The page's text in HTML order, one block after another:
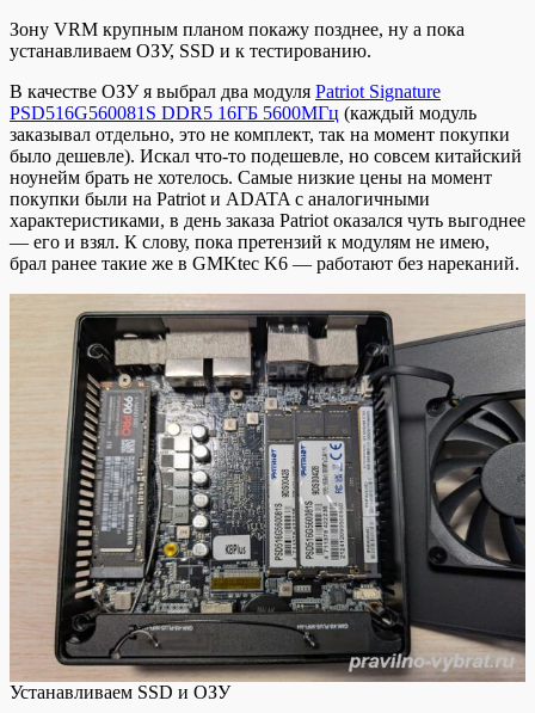
Зону VRM крупным планом покажу позднее, ну а пока
устанавливаем ОЗУ, SSD и к тестированию.
В качестве ОЗУ я выбрал два модуля Patriot Signature
PSD516G560081S DDR5 16ГБ 5600МГц (каждый модуль
заказывал отдельно, это не комплект, так на момент покупки
было дешевле). Искал что-то подешевле, но совсем китайский
ноунейм брать не хотелось. Самые низкие цены на момент
покупки были на Patriot и ADATA с аналогичными
характеристиками, в день заказа Patriot оказался чуть выгоднее
— его и взял. К слову, пока претензий к модулям не имею,
брал ранее такие же в GMKtec K6 — работают без нареканий.
Устанавливаем SSD и ОЗУ